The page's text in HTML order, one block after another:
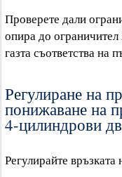
Проверете дали
опира до
газта съответства на
Регулиране на
понижаване на
4-цилиндрови
Регулирайте